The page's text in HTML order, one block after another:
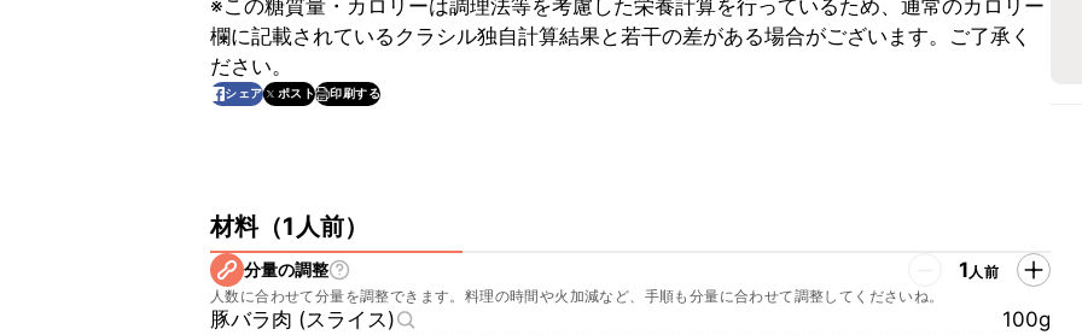
※この糖質量・カロリーは調理法等を考慮した栄養計算を行っているため、通常のカロリー
欄に記載されているクラシル独自計算結果と若干の差がある場合がございます。ご了承く
ださい。
シェア ポスト 印刷する
材料（1人前）
分量の調整 1人前
人数に合わせて分量を調整できます。料理の時間や火加減など、手順も分量に合わせて調整してくださいね。
豚バラ肉 (スライス)
100g